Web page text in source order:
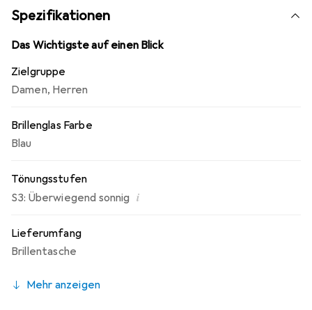
Rundumdichtung schützt die Ski-Brille vor
Witterungseinflüssen. Grösse M.
Spezifikationen
Das Wichtigste auf einen Blick
Zielgruppe
Damen, Herren
Brillenglas Farbe
Blau
Tönungsstufen
S3: Überwiegend sonnig i
Lieferumfang
Brillentasche
Mehr anzeigen